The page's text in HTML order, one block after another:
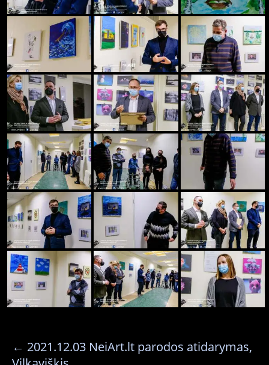
← 2021.12.03 NeiArt.lt parodos atidarymas,